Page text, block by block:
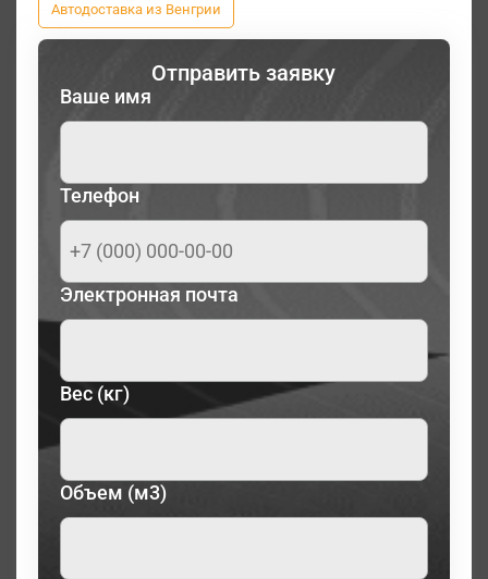
Автодоставка из Венгрии
Отправить заявку
Ваше имя
Телефон
Электронная почта
Вес (кг)
Объем (м3)